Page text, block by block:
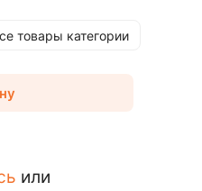
товары категории
или